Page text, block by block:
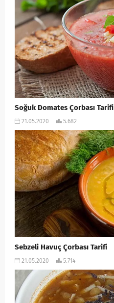
Soğuk Domates Çorbası Tarifi
21.05.2020 5.682
Sebzeli Havuç Çorbası Tarifi
21.05.2020 5.714